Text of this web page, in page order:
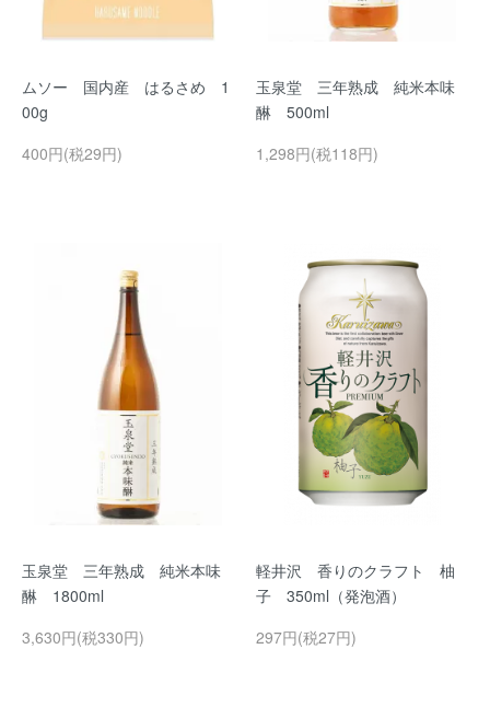
ムソー 国内産 はるさめ 1
00g
400円(税29円)
玉泉堂 三年熟成 純米本味
醂 500ml
1,298円(税118円)
玉泉堂 三年熟成 純米本味
醂 1800ml
3,630円(税330円)
軽井沢 香りのクラフト 柚
子 350ml（発泡酒）
297円(税27円)